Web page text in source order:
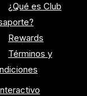
¿Qué es Club
Rewards
Términos y
Legal